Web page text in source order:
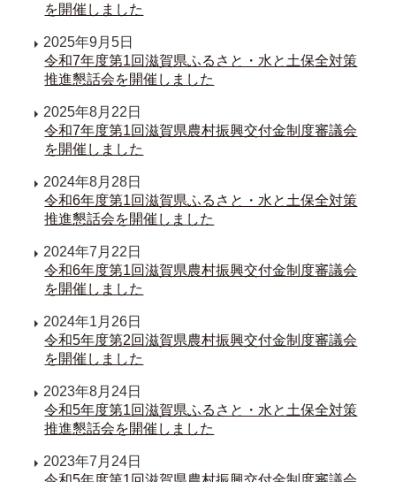
を開催しました
2025年9月5日
令和7年度第1回滋賀県ふるさと・水と土保全対策
推進懇話会を開催しました
2025年8月22日
令和7年度第1回滋賀県農村振興交付金制度審議会
を開催しました
2024年8月28日
令和6年度第1回滋賀県ふるさと・水と土保全対策
推進懇話会を開催しました
2024年7月22日
令和6年度第1回滋賀県農村振興交付金制度審議会
を開催しました
2024年1月26日
令和5年度第2回滋賀県農村振興交付金制度審議会
を開催しました
2023年8月24日
令和5年度第1回滋賀県ふるさと・水と土保全対策
推進懇話会を開催しました
2023年7月24日